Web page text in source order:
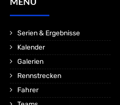
Serien & Ergebnisse
Kalender
Galerien
Rennstrecken
Fahrer